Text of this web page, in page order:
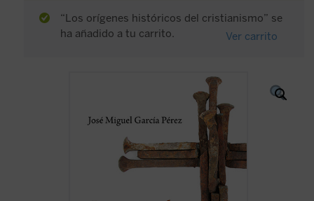
“Los orígenes históricos del cristianismo” se
ha añadido a tu carrito.
Ver carrito